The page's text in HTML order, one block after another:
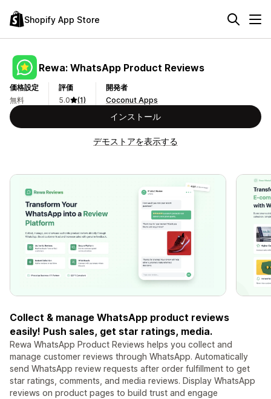
Shopify App Store
Rewa: WhatsApp Product Reviews
価格設定
無料
評価
5.0
(1)
開発者
Coconut Apps
インストール
デモストアを表示する
Collect & manage WhatsApp product reviews
easily! Push sales, get star ratings, media.
Rewa WhatsApp Product Reviews helps you collect and
manage customer reviews through WhatsApp. Automatically
send WhatsApp review requests after order fulfillment to get
star ratings, comments, and media reviews. Display WhatsApp
reviews on product pages to build trust and engage